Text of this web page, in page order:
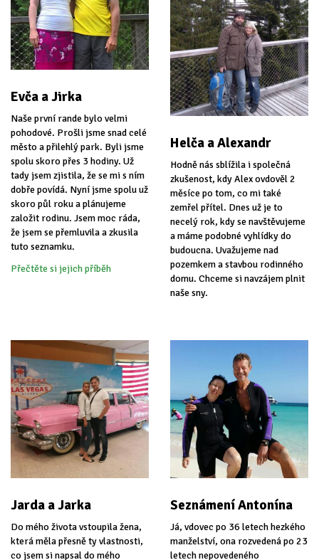
Evča a Jirka
Naše první rande bylo velmi
pohodové. Prošli jsme snad celé
město a přilehlý park. Byli jsme
spolu skoro přes 3 hodiny. Už
tady jsem zjistila, že se mi s ním
dobře povídá. Nyní jsme spolu už
skoro půl roku a plánujeme
založit rodinu. Jsem moc ráda,
že jsem se přemluvila a zkusila
tuto seznamku.
Přečtěte si jejich příběh
Helča a Alexandr
Hodně nás sblížila i společná
zkušenost, kdy Alex ovdověl 2
měsíce po tom, co mi také
zemřel přítel. Dnes už je to
necelý rok, kdy se navštěvujeme
a máme podobné vyhlídky do
budoucna. Uvažujeme nad
pozemkem a stavbou rodinného
domu. Chceme si navzájem plnit
naše sny.
Jarda a Jarka
Do mého života vstoupila žena,
která měla přesně ty vlastnosti,
co jsem si napsal do mého
Seznámení Antonína
Já, vdovec po 36 letech hezkého
manželství, ona rozvedená po 23
letech nepovedeného